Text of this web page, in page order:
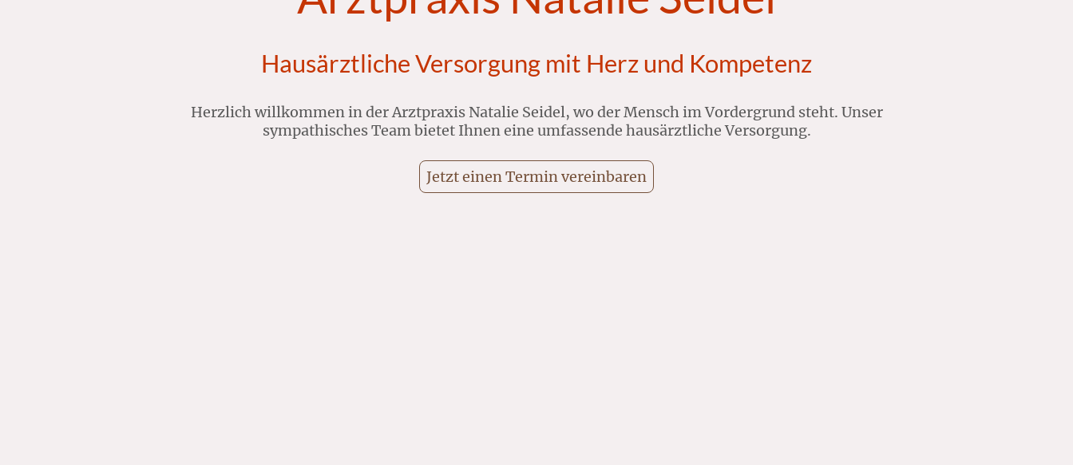
Hausärztliche Versorgung mit Herz und Kompetenz
Herzlich willkommen in der Arztpraxis Natalie Seidel, wo der Mensch im Vordergrund steht. Unser
sympathisches Team bietet Ihnen eine umfassende hausärztliche Versorgung.
Jetzt einen Termin vereinbaren